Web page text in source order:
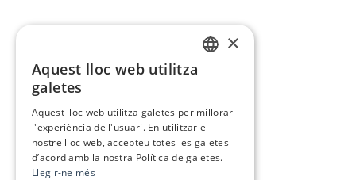
×
Aquest lloc web utilitza
galetes
Aquest lloc web utilitza galetes per millorar
l'experiència de l'usuari. En utilitzar el
nostre lloc web, accepteu totes les galetes
d’acord amb la nostra Política de galetes.
Llegir-ne més